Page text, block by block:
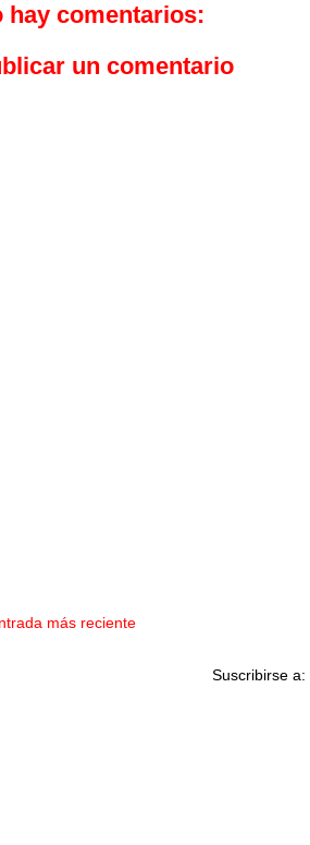
hay comentarios:
un comentario
más reciente
Suscribirse a: